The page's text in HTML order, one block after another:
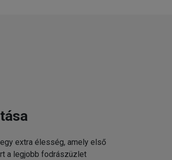
extra élesség, amely első
a legjobb fodrászüzlet